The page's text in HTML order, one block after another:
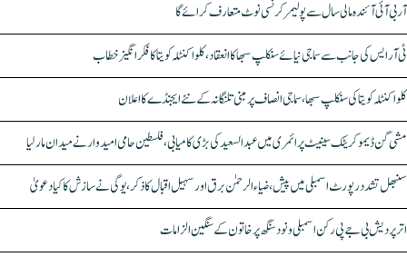
آر بی آئی آئندہ مالی سال سے پولیمر کرنسی نوٹ متعارف کرائے گا
ٹی آر ایس کی جانب سے سماجی نیائے سنکلپ سبھا کا انعقاد، کلواکنٹلہ کویتا کا فکر انگیز خطاب
کلواکنٹلہ کویتا کی سنکلپ سبھا، سماجی انصاف پر مبنی تلنگانہ کے نئے ایجنڈے کا اعلان
مشی گن ڈیموکریٹک سینیٹ پرائمری میں عبدالسعید کی بڑی کامیابی، فلسطین حامی امیدوار نے میدان مار لیا
سنبھل تشدد رپورٹ اسمبلی میں پیش، ضیاء الرحمٰن برق اور سہیل اقبال کا ذکر، یوگی نے سازش کا کیا دعویٰ
اتر پردیش بی جے پی رکن اسمبلی ونود سنگھ پر خاتون کے سنگین الزامات